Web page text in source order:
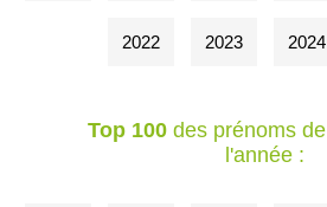
2022 2023 2024
Top 100des prénoms de
l'année :